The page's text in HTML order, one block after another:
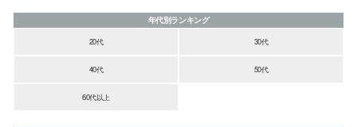
年代別ランキング
20代
30代
40代 50代
60代以上